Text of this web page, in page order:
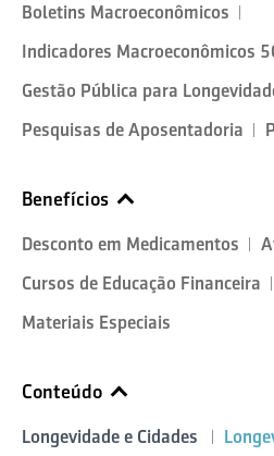
Boletins Macroeconômicos
Indicadores Macroeconômicos
Gestão Pública para
Pesquisas de Aposentadoria
Benefícios
Desconto em Medicamentos
Cursos de Educação Financeira
Materiais Especiais
Conteúdo
Longevidade e Cidades